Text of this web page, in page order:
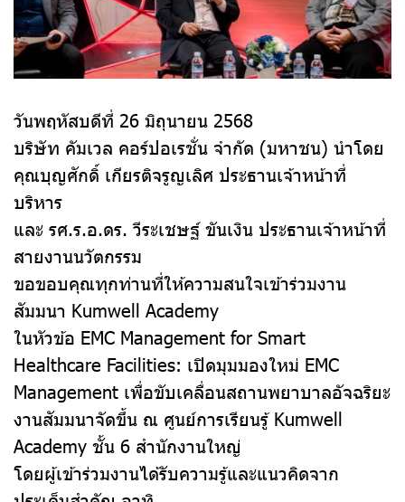
วันพฤหัสบดีที่ 26 มิถุนายน 2568
บริษัท คัมเวล คอร์ปอเรชั่น จำกัด (มหาชน) นำโดย
คุณบุญศักดิ์ เกียรติจรูญเลิศ ประธานเจ้าหน้าที่
บริหาร
และ รศ.ร.อ.ดร. วีระเชษฐ์ ขันเงิน ประธานเจ้าหน้าที่
สายงานนวัตกรรม
ขอขอบคุณทุกท่านที่ให้ความสนใจเข้าร่วมงาน
สัมมนา Kumwell Academy
ในหัวข้อ EMC Management for Smart
Healthcare Facilities: เปิดมุมมองใหม่ EMC
Management เพื่อขับเคลื่อนสถานพยาบาลอัจฉริยะ
งานสัมมนาจัดขึ้น ณ ศูนย์การเรียนรู้ Kumwell
Academy ชั้น 6 สำนักงานใหญ่
โดยผู้เข้าร่วมงานได้รับความรู้และแนวคิดจาก